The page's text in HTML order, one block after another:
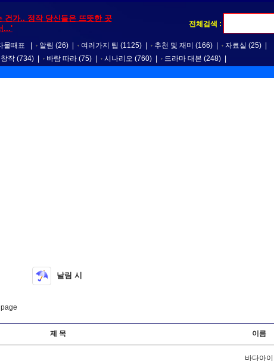
건가.. 정작 당신들은 뜨뜻한 곳
...'
전체검색 :
물때표 알림 (26) 여러가지 팁 (1125) 추천 및 재미 (166) 자료실 (25)
작 (734) 바람 따라 (75) 시나리오 (760) 드라마 대본 (248)
날림 시
page
제 목 이름
바다아이